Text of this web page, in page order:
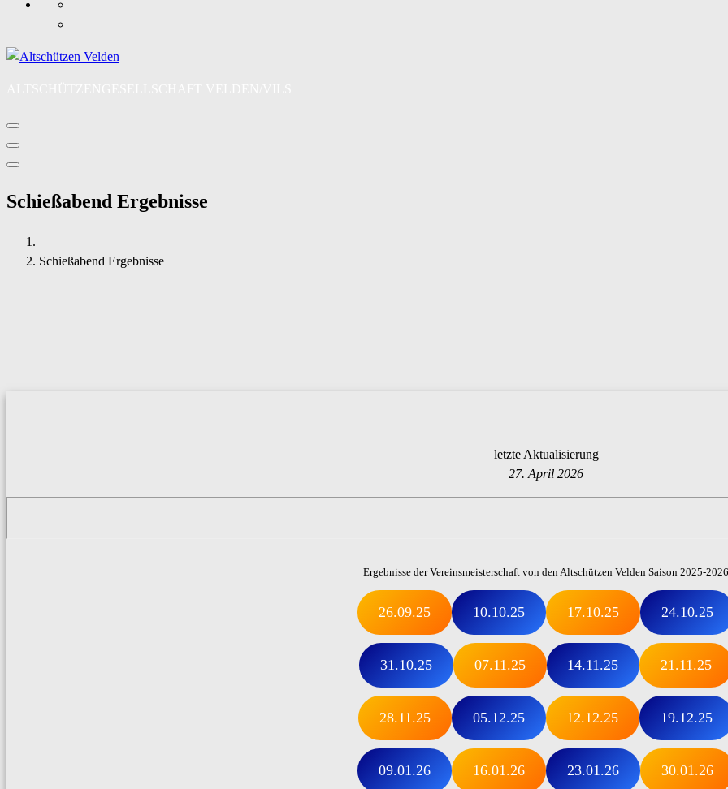
Schießabend Ergebnisse
Schießabend Ergebnisse
letzte Aktualisierung
27. April 2026
Ergebnisse der Vereinsmeisterschaft von den Altschützen Velden Saison 2025-2026
26.09.25 10.10.25 17.10.25 24.10.25
31.10.25 07.11.25 14.11.25 21.11.25
28.11.25 05.12.25 12.12.25 19.12.25
09.01.26 16.01.26 23.01.26 30.01.26